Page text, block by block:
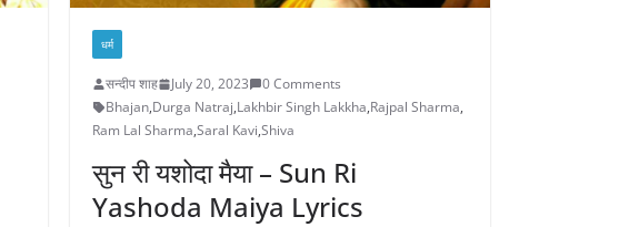
धर्म
सन्दीप शाह July 20, 2023
0 Comments
Bhajan,Durga Natraj,Lakhbir Singh Lakkha,Rajpal Sharma,
Ram Lal Sharma,Saral Kavi,Shiva
सुन री यशोदा मैया – Sun Ri
Yashoda Maiya Lyrics